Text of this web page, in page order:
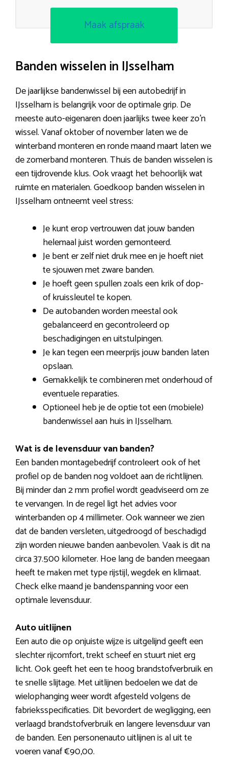
Maak afspraak
Banden wisselen in IJsselham
De jaarlijkse bandenwissel bij een autobedrijf in
IJsselham is belangrijk voor de optimale grip. De
meeste auto-eigenaren doen jaarlijks twee keer zo’n
wissel. Vanaf oktober of november laten we de
winterband monteren en ronde maand maart laten we
de zomerband monteren. Thuis de banden wisselen is
een tijdrovende klus. Ook vraagt het behoorlijk wat
ruimte en materialen. Goedkoop banden wisselen in
IJsselham ontneemt veel stress:
Je kunt erop vertrouwen dat jouw banden
helemaal juist worden gemonteerd.
Je bent er zelf niet druk mee en je hoeft niet
te sjouwen met zware banden.
Je hoeft geen spullen zoals een krik of dop-
of kruissleutel te kopen.
De autobanden worden meestal ook
gebalanceerd en gecontroleerd op
beschadigingen en uitstulpingen.
Je kan tegen een meerprijs jouw banden laten
opslaan.
Gemakkelijk te combineren met onderhoud of
eventuele reparaties.
Optioneel heb je de optie tot een (mobiele)
bandenwissel aan huis in IJsselham.
Wat is de levensduur van banden?
Een banden montagebedrijf controleert ook of het
profiel op de banden nog voldoet aan de richtlijnen.
Bij minder dan 2 mm profiel wordt geadviseerd om ze
te vervangen. In de regel ligt het advies voor
winterbanden op 4 millimeter. Ook wanneer we zien
dat de banden versleten, uitgedroogd of beschadigd
zijn worden nieuwe banden aanbevolen. Vaak is dit na
circa 37.500 kilometer. Hoe lang de banden meegaan
heeft te maken met type rijstijl, wegdek en klimaat.
Check elke maand je bandenspanning voor een
optimale levensduur.
Auto uitlijnen
Een auto die op onjuiste wijze is uitgelijnd geeft een
slechter rijcomfort, trekt scheef en stuurt niet erg
licht. Ook geeft het een te hoog brandstofverbruik en
te snelle slijtage. Met uitlijnen bedoelen we dat de
wielophanging weer wordt afgesteld volgens de
fabrieksspecificaties. Dit bevordert de wegligging, een
verlaagd brandstofverbruik en langere levensduur van
de banden. Een personenauto uitlijnen is al uit te
voeren vanaf €90,00.